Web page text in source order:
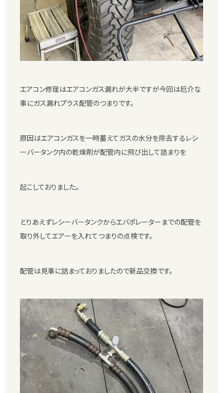
エアコン修理はエアコンガス漏れが大半ですが今回は厄介な
事にガス漏れプラス配管のつまりです。
原因はエアコンガスを一時蓄えてガスの水分を除去するレシ
ーバータンク内の乾燥剤が配管内に飛び出して詰まりを
起こしておりました。
とりあえずレシーバータンクからエバポレーターまでの配管を
取り外してエアーを入れてつまりの点検です。
配管は見事に詰まっておりましたので新品交換です。